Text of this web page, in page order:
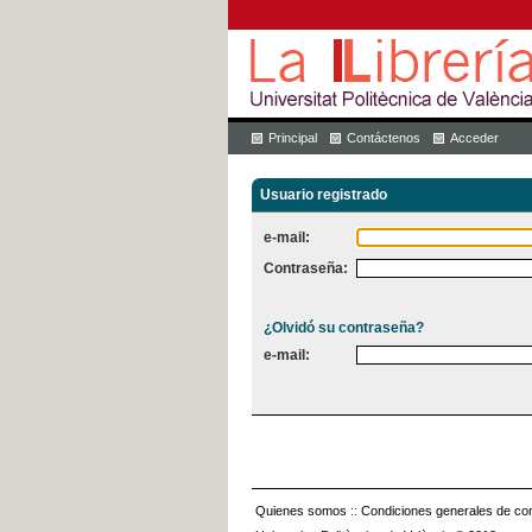
Principal Contáctenos Acceder
Usuario registrado
e-mail:
Contraseña:
¿Olvidó su contraseña?
e-mail:
Quienes somos :: Condiciones generales de